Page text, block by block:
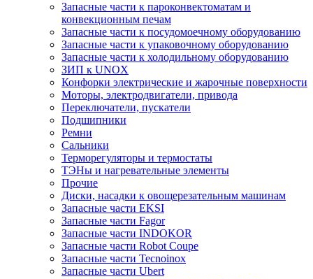
Запасные части к пароконвектоматам и
конвекционным печам
Запасные части к посудомоечному оборудованию
Запасные части к упаковочному оборудованию
Запасные части к холодильному оборудованию
ЗИП к UNOX
Конфорки электрические и жарочные поверхности
Моторы, электродвигатели, привода
Переключатели, пускатели
Подшипники
Ремни
Сальники
Терморегуляторы и термостаты
ТЭНы и нагревательные элементы
Прочие
Диски, насадки к овощерезательным машинам
Запасные части EKSI
Запасные части Fagor
Запасные части INDOKOR
Запасные части Robot Coupe
Запасные части Tecnoinox
Запасные части Ubert